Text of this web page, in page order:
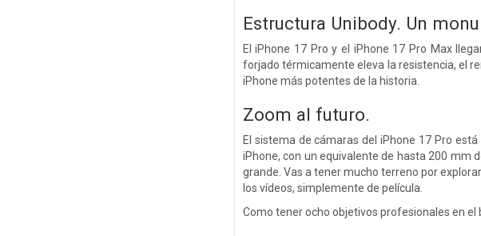
Estructura Unibody. Un
El iPhone 17 Pro y el iPhone 17 Pro Max
forjado térmicamente eleva la resistencia, el
iPhone más potentes de la historia.
Zoom al futuro.
El sistema de cámaras del iPhone 17 Pro
iPhone, con un equivalente de hasta 200 mm
grande. Vas a tener mucho terreno por
los vídeos, simplemente de película.
Como tener ocho objetivos profesionales en el